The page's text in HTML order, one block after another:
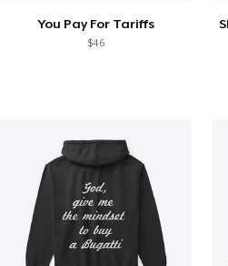
You Pay For Tariffs
$46